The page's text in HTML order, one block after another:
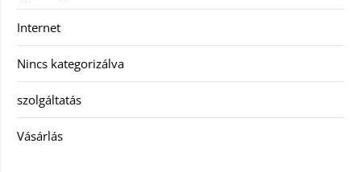
Internet
Nincs kategorizálva
szolgáltatás
Vásárlás